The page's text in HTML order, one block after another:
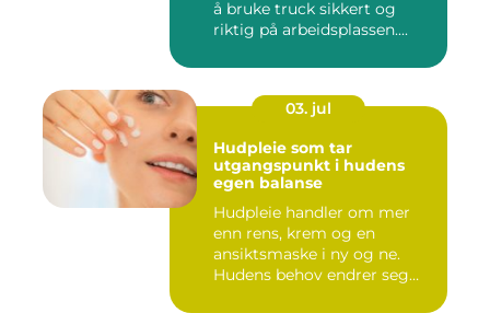
å bruke truck sikkert og
riktig på arbeidsplassen....
03. jul
Hudpleie som tar
utgangspunkt i hudens
egen balanse
Hudpleie handler om mer
enn rens, krem og en
ansiktsmaske i ny og ne.
Hudens behov endrer seg